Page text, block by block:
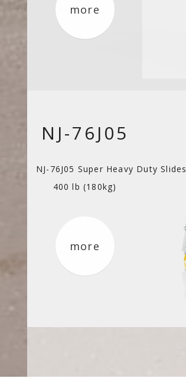
more
NJ-76J05
NJ-76J05 Super Heavy Duty Slides
400 lb (180kg)
more